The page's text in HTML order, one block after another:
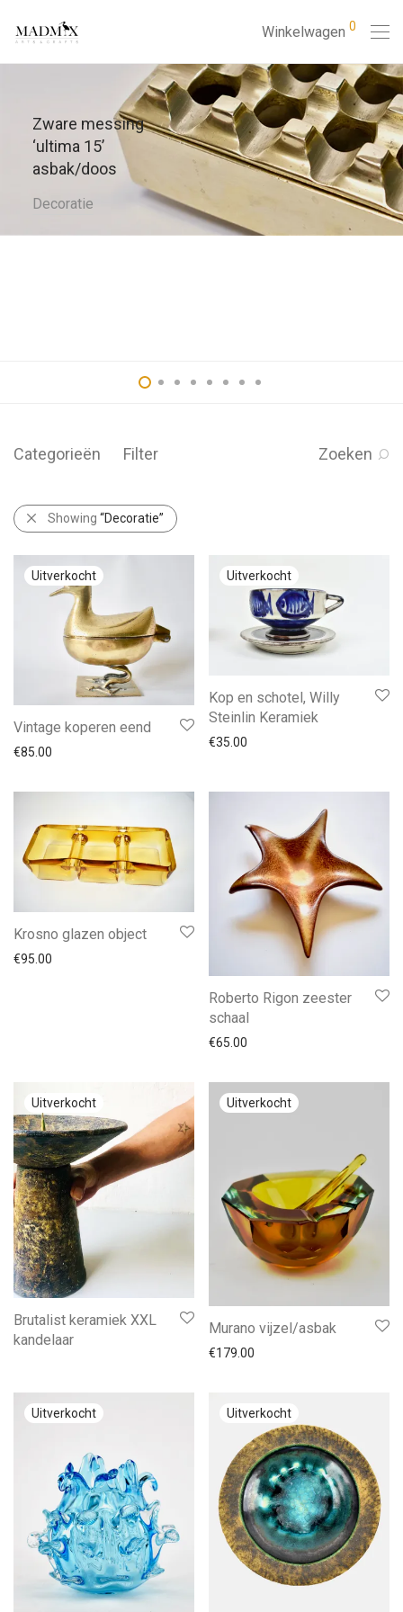
Winkelwagen 0
Categorieën Filter Zoeken
Showing “Decoratie”
Vintage koperen eend
€85.00
Kop en schotel, Willy
Steinlin Keramiek
€35.00
Krosno glazen object
€95.00
Roberto Rigon zeester
schaal
€65.00
Brutalist keramiek XXL
kandelaar
Murano vijzel/asbak
€179.00